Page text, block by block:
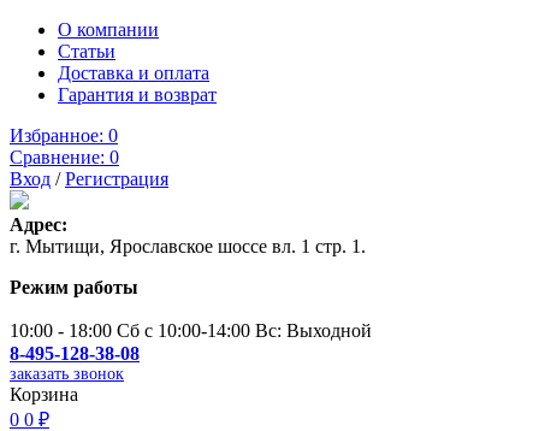
О компании
Статьи
Доставка и оплата
Гарантия и возврат
Избранное: 0
Сравнение: 0
Вход /Регистрация
Адрес:
г. Мытищи, Ярославское шоссе вл. 1 стр. 1.
Режим работы
10:00 - 18:00 Сб с 10:00-14:00 Вс: Выходной
8-495-128-38-08
заказать звонок
Корзина
0 0 ₽